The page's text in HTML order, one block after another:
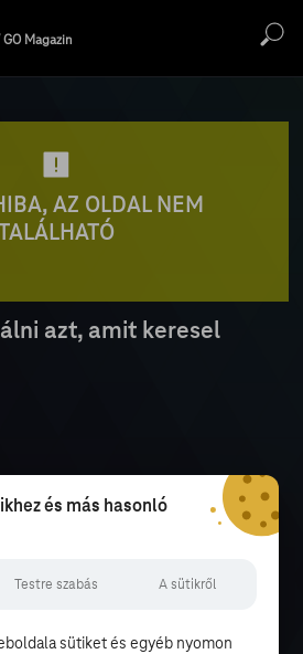
Magazin
AZ OLDAL NEM
azt, amit keresel
és más hasonló
Testre szabás A sütikről
sütiket és egyéb nyomon